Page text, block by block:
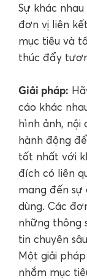
Sự khác
đơn vị liên
mục tiêu và
thúc đẩy
Giải pháp:
cáo khác
hình ảnh, nội
hành động
tốt nhất với
đích có liên
mang đến sự
dùng. Các
những thông
tin chuyên
Một giải
nhắm mục